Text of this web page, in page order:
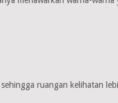
ruangan kelihatan